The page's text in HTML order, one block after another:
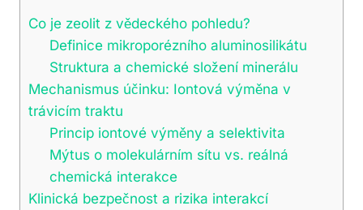
Co je zeolit z vědeckého pohledu?
Definice mikroporézního aluminosilikátu
Struktura a chemické složení minerálu
Mechanismus účinku: Iontová výměna v
trávicím traktu
Princip iontové výměny a selektivita
Mýtus o molekulárním sítu vs. reálná
chemická interakce
Klinická bezpečnost a rizika interakcí